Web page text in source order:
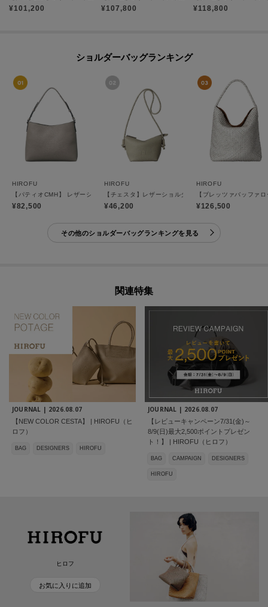
¥101,200 ¥107,800 ¥118,800
ショルダーバッグランキング
HIROFU
【パティオCMH】 レザーショルダーバッグ M 本革 ビジネスバッグ（商品番号：P25-
¥82,500
HIROFU
【チェスタ】レザーショルダーバッグ S 2WAY 本革
¥46,200
HIROFU
【ブレッツァバッファ
¥126,500
その他のショルダーバッグランキングを見る
関連特集
JOURNAL | 2026.08.07
【NEW COLOR CESTA】 | HIROFU（ヒ
ロフ）
BAG DESIGNERS HIROFU
JOURNAL | 2026.08.07
【レビューキャンペーン7/31(金)～
8/9(日)最大2,500ポイントプレゼン
ト！】 | HIROFU（ヒロフ）
BAG CAMPAIGN DESIGNERS
HIROFU
ヒロフ
お気に入りに追加